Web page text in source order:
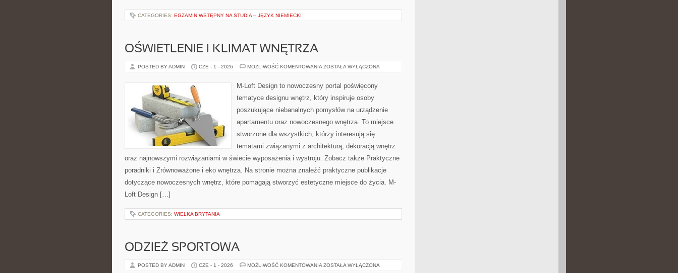
CATEGORIES: EGZAMIN WSTĘPNY NA STUDIA – JĘZYK NIEMIECKI
OŚWIETLENIE I KLIMAT WNĘTRZA
POSTED BY ADMIN CZE - 1 - 2026 MOŻLIWOŚĆ KOMENTOWANIA OŚWIETLENIE
WNĘTRZA
ZOSTAŁA WYŁĄCZONA
M-Loft Design to nowoczesny portal poświęcony
tematyce designu wnętrz, który inspiruje osoby
poszukujące niebanalnych pomysłów na urządzenie
apartamentu oraz nowoczesnego wnętrza. To miejsce
stworzone dla wszystkich, którzy interesują się
tematami związanymi z architekturą, dekoracją wnętrz
oraz najnowszymi rozwiązaniami w świecie wyposażenia i wystroju. Zobacz także Praktyczne
poradniki i Zrównoważone i eko wnętrza. Na stronie można znaleźć praktyczne publikacje
dotyczące nowoczesnych wnętrz, które pomagają stworzyć estetyczne miejsce do życia. M-
Loft Design […]
CATEGORIES: WIELKA BRYTANIA
ODZIEŻ SPORTOWA
POSTED BY ADMIN CZE - 1 - 2026 MOŻLIWOŚĆ KOMENTOWANIA ODZIEŻ
ZOSTAŁA WYŁĄCZONA